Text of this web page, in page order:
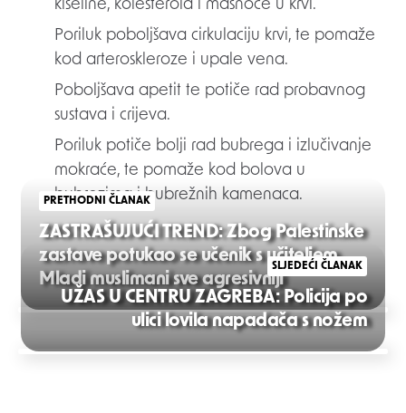
kiseline, kolesterola i masnoće u krvi.
Poriluk poboljšava cirkulaciju krvi, te pomaže
kod arteroskleroze i upale vena.
Poboljšava apetit te potiče rad probavnog
sustava i crijeva.
Poriluk potiče bolji rad bubrega i izlučivanje
mokraće, te pomaže kod bolova u
bubrezima i bubrežnih kamenaca.
Post
navigation
PRETHODNI ČLANAK
ZASTRAŠUJUĆI TREND: Zbog Palestinske
zastave potukao se učenik s učiteljem.
Mladi muslimani sve agresivniji
SLJEDEĆI ČLANAK
UŽAS U CENTRU ZAGREBA: Policija po
ulici lovila napadača s nožem